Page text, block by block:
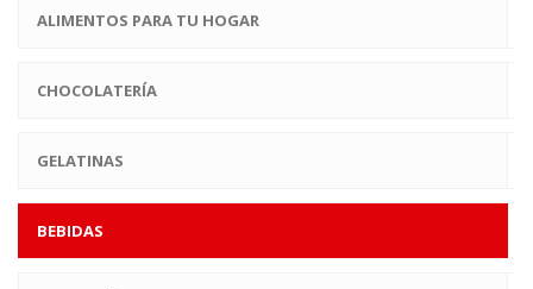
ALIMENTOS PARA TU HOGAR
CHOCOLATERÍA
GELATINAS
BEBIDAS